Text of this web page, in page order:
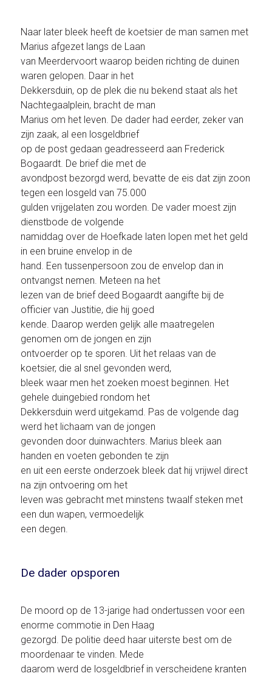
Naar later bleek heeft de koetsier de man samen met
Marius afgezet langs de Laan
van Meerdervoort waarop beiden richting de duinen
waren gelopen. Daar in het
Dekkersduin, op de plek die nu bekend staat als het
Nachtegaalplein, bracht de man
Marius om het leven. De dader had eerder, zeker van
zijn zaak, al een losgeldbrief
op de post gedaan geadresseerd aan Frederick
Bogaardt. De brief die met de
avondpost bezorgd werd, bevatte de eis dat zijn zoon
tegen een losgeld van 75.000
gulden vrijgelaten zou worden. De vader moest zijn
dienstbode de volgende
namiddag over de Hoefkade laten lopen met het geld
in een bruine envelop in de
hand. Een tussenpersoon zou de envelop dan in
ontvangst nemen. Meteen na het
lezen van de brief deed Bogaardt aangifte bij de
officier van Justitie, die hij goed
kende. Daarop werden gelijk alle maatregelen
genomen om de jongen en zijn
ontvoerder op te sporen. Uit het relaas van de
koetsier, die al snel gevonden werd,
bleek waar men het zoeken moest beginnen. Het
gehele duingebied rondom het
Dekkersduin werd uitgekamd. Pas de volgende dag
werd het lichaam van de jongen
gevonden door duinwachters. Marius bleek aan
handen en voeten gebonden te zijn
en uit een eerste onderzoek bleek dat hij vrijwel direct
na zijn ontvoering om het
leven was gebracht met minstens twaalf steken met
een dun wapen, vermoedelijk
een degen.
De dader opsporen
De moord op de 13-jarige had ondertussen voor een
enorme commotie in Den Haag
gezorgd. De politie deed haar uiterste best om de
moordenaar te vinden. Mede
daarom werd de losgeldbrief in verscheidene kranten